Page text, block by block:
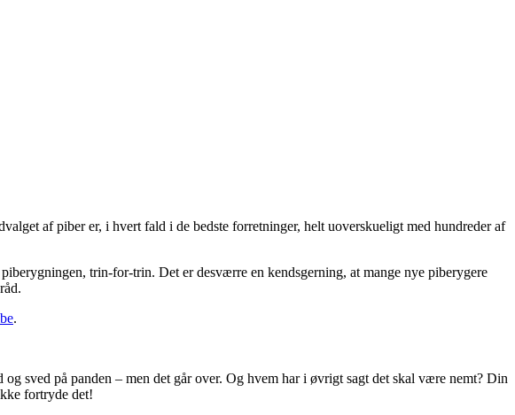
af piber er, i hvert fald i de bedste forretninger, helt uoverskueligt med hundreder af
trin-for-trin. Det er desværre en kendsgerning, at mange nye piberygere
.
sved på panden – men det går over. Og hvem har i øvrigt sagt det skal være nemt? Din
fortryde det!